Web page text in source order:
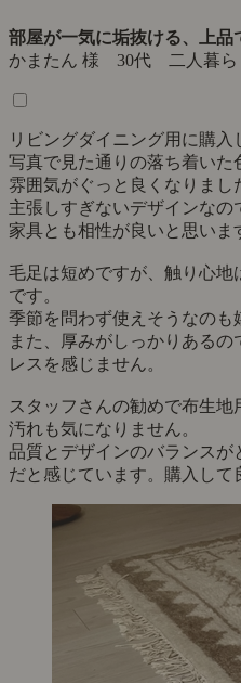
部屋が一気に垢抜ける、上品
かまたん 様 30代 二人暮ら
リビングダイニング用に購入
写真で見た通りの落ち着い
雰囲気がぐっと良くなりまし
主張しすぎないデザインな
家具とも相性が良いと思いま
毛足は短めですが、触り心
です。
季節を問わず使えそうなのも
また、厚みがしっかりある
レスを感じません。
スタッフさんの勧めで布生
汚れも気になりません。
品質とデザインのバランス
だと感じています。購入して